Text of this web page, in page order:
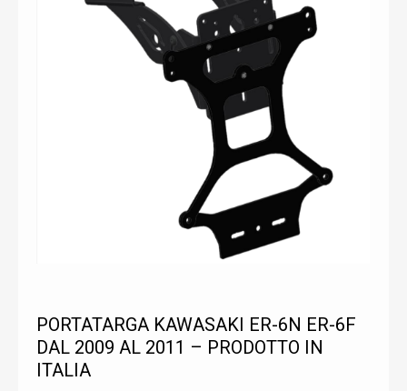
PORTATARGA KAWASAKI ER-6N ER-6F
DAL 2009 AL 2011 – PRODOTTO IN
ITALIA